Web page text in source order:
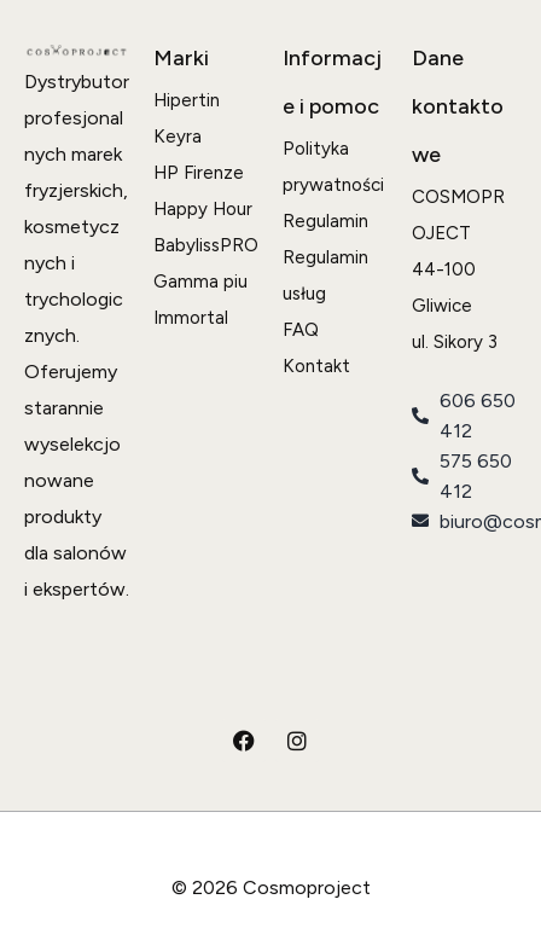
Dystrybutor
profesjonal
nych marek
fryzjerskich,
kosmetycz
nych i
trychologic
znych.
Oferujemy
starannie
wyselekcjo
nowane
produkty
dla salonów
i ekspertów.
Marki
Hipertin
Keyra
HP Firenze
Happy Hour
BabylissPRO
Gamma piu
Immortal
Informacj
e i pomoc
Polityka
prywatności
Regulamin
Regulamin
usług
FAQ
Kontakt
Dane
kontakto
we
COSMOPR
OJECT
44-100
Gliwice
ul. Sikory 3
606 650
412
575 650
412
© 2026 Cosmoproject